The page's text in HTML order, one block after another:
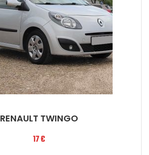
RENAULT TWINGO
17€